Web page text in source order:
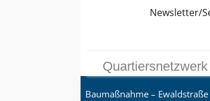
Newsletter/
Baumaßnahme – Ewaldstraße